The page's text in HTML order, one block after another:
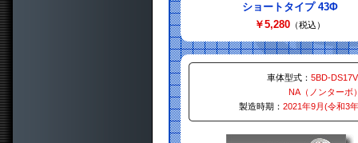
ショートタイプ 43Φ
￥5,280 （税込）
車体型式： 5BD-DS17V
NA（ノンターボ
製造時期： 2021年9月(令和3